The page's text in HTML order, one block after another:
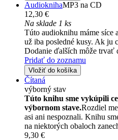
AudioknihaMP3 na CD
12,30 €
Na sklade 1 ks
Túto audioknihu máme síce
už iba posledné kusy. Ak ju
Dodanie ďalších môže trvať
Pridať do zoznamu
Vložiť do košíka
Čítaná
výborný stav
Túto knihu sme vykúpili
výbornom stave.Rozdiel
asi ani nespoznali. Knihu
na niektorých obaloch
9,30 €